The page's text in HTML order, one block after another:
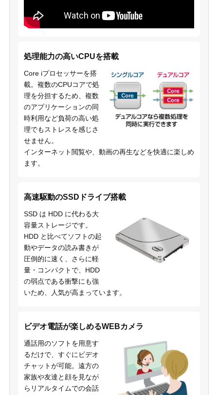
処理能力の高いCPUを搭載
Core iプロセッサーを搭
載。複数のCPUコアで処
理を分担するため、複数
のアプリケーションの同
時利用など負荷の高い処
理でもストレスを感じさ
せません。
インターネット閲覧や、動画の再生などを快適に楽しめ
ます。
高速駆動のSSDドライブ搭載
SSD は HDD に代わる大
容量ストレージです。
HDD と比べてソフトの起
動やデータの読み書きが
圧倒的に速く、さらに軽
量・コンパクトで、HDD
の弱点である衝撃にも強
いため、人気が高まっています。
ビデオ電話が楽しめるWEBカメラ
通話用のソフトを用意す
るだけで、すぐにビデオ
チャットが可能。遠方の
家族や友達と顔を見なが
らリアルタイムでの会話